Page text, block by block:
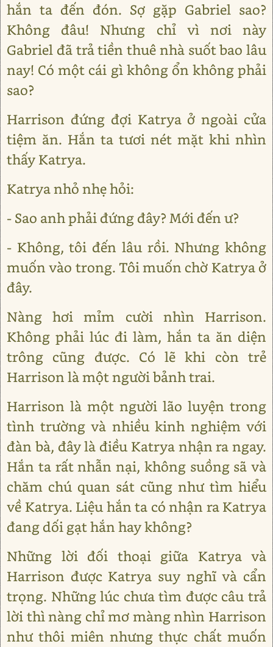
hắn ta đến đón. Sợ gặp Gabriel sao?
Không đâu! Nhưng chỉ vì nơi này
Gabriel đã trả tiền thuê nhà suốt bao lâu
nay! Có một cái gì không ổn không phải
sao?
Harrison đứng đợi Katrya ở ngoài cửa
tiệm ăn. Hắn ta tươi nét mặt khi nhìn
thấy Katrya.
Katrya nhỏ nhẹ hỏi:
- Sao anh phải đứng đây? Mới đến ư?
- Không, tôi đến lâu rồi. Nhưng không
muốn vào trong. Tôi muốn chờ Katrya ở
đây.
Nàng hơi mỉm cười nhìn Harrison.
Không phải lúc đi làm, hắn ta ăn diện
trông cũng được. Có lẽ khi còn trẻ
Harrison là một người bảnh trai.
Harrison là một người lão luyện trong
tình trường và nhiều kinh nghiệm với
đàn bà, đây là điều Katrya nhận ra ngay.
Hắn ta rất nhẫn nại, không suồng sã và
chăm chú quan sát cũng như tìm hiểu
về Katrya. Liệu hắn ta có nhận ra Katrya
đang dối gạt hắn hay không?
Những lời đối thoại giữa Katrya và
Harrison được Katrya suy nghĩ và cẩn
trọng. Những lúc chưa tìm được câu trả
lời thì nàng chỉ mơ màng nhìn Harrison
như thôi miên nhưng thực chất muốn